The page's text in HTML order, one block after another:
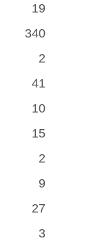
19
340
2
41
10
15
2
9
27
3